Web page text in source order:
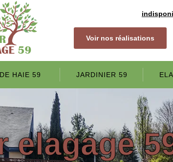
Voir nos réalisations
HAIE 59 JARDINIER 59
elagage